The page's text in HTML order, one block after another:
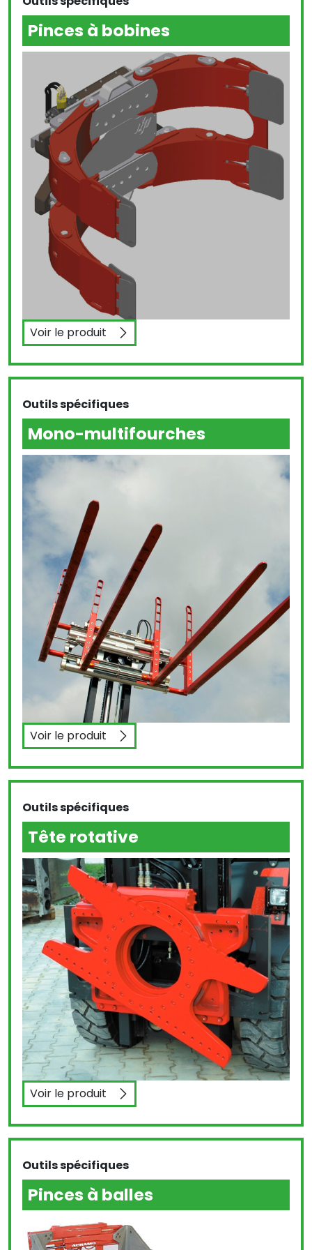
Pinces à bobines
Voir le produitPinces à bobines
Outils spécifiques
Mono-multifourches
Voir le produitMono-multifourches
Outils spécifiques
Tête rotative
Voir le produitTête rotative
Outils spécifiques
Pinces à balles